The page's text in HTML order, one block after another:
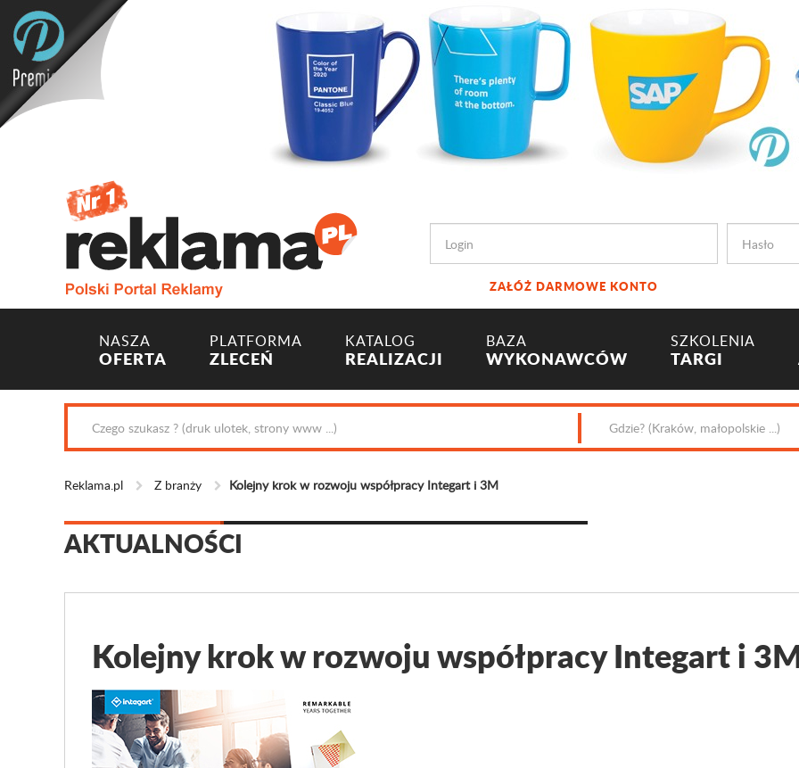
ZAŁÓŻ DARMOWE KONTO
NASZA
OFERTA
PLATFORMA
ZLECEŃ
KATALOG
REALIZACJI
BAZA
WYKONAWCÓW
SZKOLENIA
TARGI
Reklama.pl Z branży Kolejny krok w rozwoju współpracy Integart i 3M
AKTUALNOŚCI
Kolejny krok w rozwoju współpracy Integart i